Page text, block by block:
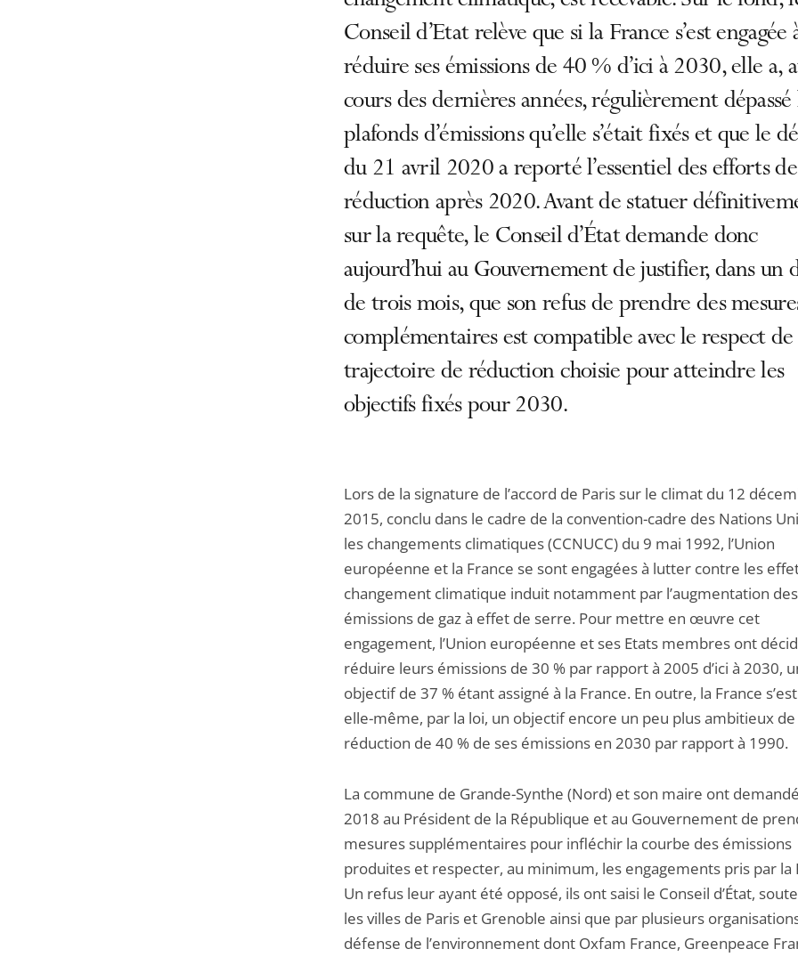
Conseil d’Etat relève que si la France s’est engagée
réduire ses émissions de 40 % d’ici à 2030, elle a,
cours des dernières années, régulièrement dépassé
plafonds d’émissions qu’elle s’était fixés et que le
du 21 avril 2020 a reporté l’essentiel des efforts de
réduction après 2020. Avant de statuer
sur la requête, le Conseil d’État demande donc
aujourd’hui au Gouvernement de justifier, dans un
de trois mois, que son refus de prendre des
complémentaires est compatible avec le respect de
trajectoire de réduction choisie pour atteindre les
objectifs fixés pour 2030.
Lors de la signature de l’accord de Paris sur le climat du 12
2015, conclu dans le cadre de la convention-cadre des Nations
les changements climatiques (CCNUCC) du 9 mai 1992, l’Union
européenne et la France se sont engagées à lutter contre les
changement climatique induit notamment par l’augmentation des
émissions de gaz à effet de serre. Pour mettre en œuvre cet
engagement, l’Union européenne et ses Etats membres ont
réduire leurs émissions de 30 % par rapport à 2005 d’ici à 2030,
objectif de 37 % étant assigné à la France. En outre, la France
elle-même, par la loi, un objectif encore un peu plus ambitieux de
réduction de 40 % de ses émissions en 2030 par rapport à 1990.
La commune de Grande-Synthe (Nord) et son maire ont
2018 au Président de la République et au Gouvernement de
mesures supplémentaires pour infléchir la courbe des émissions
produites et respecter, au minimum, les engagements pris par la
Un refus leur ayant été opposé, ils ont saisi le Conseil d’État,
les villes de Paris et Grenoble ainsi que par plusieurs
défense de l’environnement dont Oxfam France, Greenpeace